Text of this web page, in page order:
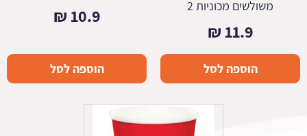
משולשים מכוניות 2
11.9
₪
הוספה לסל
10.9
₪
הוספה לסל